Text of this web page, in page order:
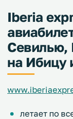
Iberia
Севилью,
на Ибицу
летает по